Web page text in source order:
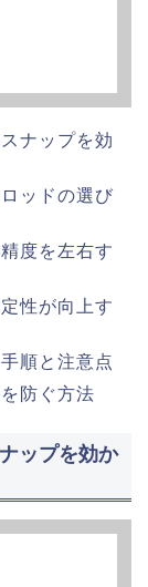
ナップを効
ッドの選び
度を左右す
性が向上す
順と注意点
防ぐ方法
ップを効か